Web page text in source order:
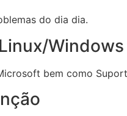
do dia dia.
Windows
bem como